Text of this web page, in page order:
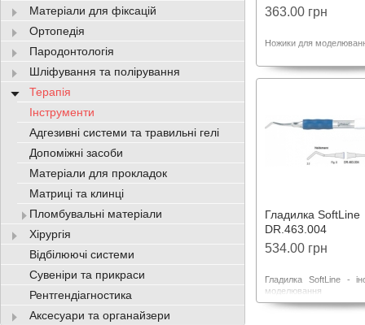
363.00 грн
Ножики для
Гладилка SoftLine
DR.463.004
534.00 грн
Гладилка SoftLine -
моделювання
матеріалу. Гумові
Матеріали для фіксацій
Ортопедія
Пародонтологія
Шліфування та полірування
Терапія
Інструменти
Адгезивні системи та травильні гелі
Допоміжні засоби
Матеріали для прокладок
Матриці та клинці
Пломбувальні матеріали
Хірургія
Відбілюючі системи
Сувеніри та прикраси
Рентгендіагностика
Аксесуари та органайзери